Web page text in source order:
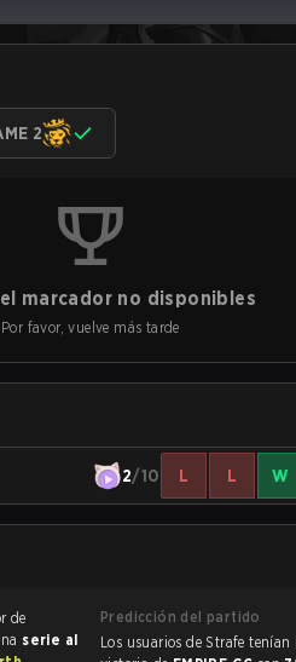
2
marcador no disponibles
Por favor, vuelve más tarde
2/10 L L W
de
serie al
Predicción del partido
Los usuarios de Strafe tenían un claro favorito en este partido, y predijeron la